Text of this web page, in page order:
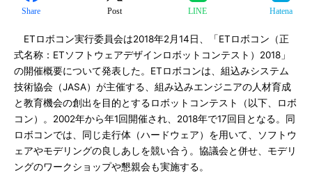
Share Post LINE Hatena
ETロボコン実行委員会は2018年2月14日、「ETロボコン（正
式名称：ETソフトウェアデザインロボットコンテスト）2018」
の開催概要について発表した。ETロボコンは、組込みシステム
技術協会（JASA）が主催する、組み込みエンジニアの人材育成
と教育機会の創出を目的とするロボットコンテスト（以下、ロボ
コン）。2002年から年1回開催され、2018年で17回目となる。同
ロボコンでは、同じ走行体（ハードウェア）を用いて、ソフトウ
ェアやモデリングの良しあしを競い合う。協議会と併せ、モデリ
ングのワークショップや懇親会も実施する。